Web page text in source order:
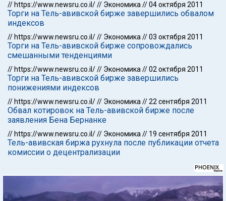
// https://www.newsru.co.il/// Экономика //04 октября 2011
Торги на Тель-авивской бирже завершились обвалом
индексов
// https://www.newsru.co.il/// Экономика //03 октября 2011
Торги на Тель-авивской бирже сопровождались
смешанными тенденциями
// https://www.newsru.co.il/// Экономика //02 октября 2011
Торги на Тель-авивской бирже завершились
понижениями индексов
// https://www.newsru.co.il/// Экономика //22 сентября 2011
Обвал котировок на Тель-авивской бирже после
заявления Бена Бернанке
// https://www.newsru.co.il/// Экономика // 19 сентября 2011
Тель-авивская биржа рухнула после публикации отчета
комиссии о децентрализации